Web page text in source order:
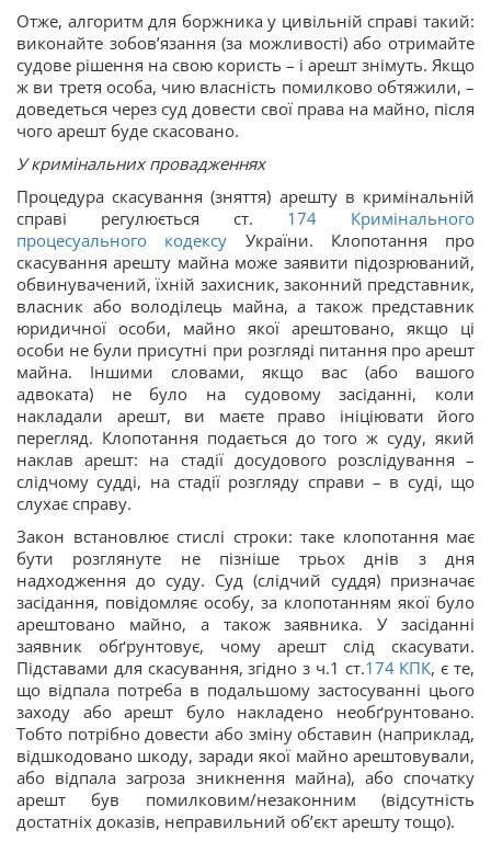
Отже, алгоритм для боржника у цивільній справі такий:
виконайте зобов’язання (за можливості) або отримайте
судове рішення на свою користь – і арешт знімуть. Якщо
ж ви третя особа, чию власність помилково обтяжили, –
доведеться через суд довести свої права на майно, після
чого арешт буде скасовано.
У кримінальних провадженнях
Процедура скасування (зняття) арешту в кримінальній
справі регулюється ст. 174 Кримінального
процесуального кодексу України. Клопотання про
скасування арешту майна може заявити підозрюваний,
обвинувачений, їхній захисник, законний представник,
власник або володілець майна, а також представник
юридичної особи, майно якої арештовано, якщо ці
особи не були присутні при розгляді питання про арешт
майна. Іншими словами, якщо вас (або вашого
адвоката) не було на судовому засіданні, коли
накладали арешт, ви маєте право ініціювати його
перегляд. Клопотання подається до того ж суду, який
наклав арешт: на стадії досудового розслідування –
слідчому судді, на стадії розгляду справи – в суді, що
слухає справу.
Закон встановлює стислі строки: таке клопотання має
бути розглянуте не пізніше трьох днів з дня
надходження до суду. Суд (слідчий суддя) призначає
засідання, повідомляє особу, за клопотанням якої було
арештовано майно, а також заявника. У засіданні
заявник обґрунтовує, чому арешт слід скасувати.
Підставами для скасування, згідно з ч.1 ст.174 КПК, є те,
що відпала потреба в подальшому застосуванні цього
заходу або арешт було накладено необґрунтовано.
Тобто потрібно довести або зміну обставин (наприклад,
відшкодовано шкоду, заради якої майно арештовували,
або відпала загроза зникнення майна), або спочатку
арешт був помилковим/незаконним (відсутність
достатніх доказів, неправильний об’єкт арешту тощо).